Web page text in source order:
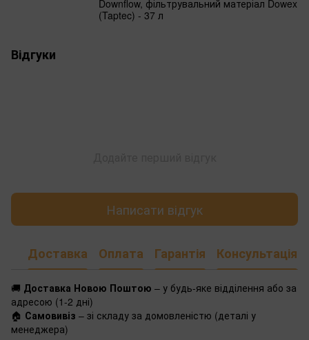
Downflow, фільтрувальний матеріал Dowex
(Taptec) - 37 л
Відгуки
Написати відгук
Доставка Оплата Гарантія Консультація
🚚 Доставка Новою Поштою – у будь-яке відділення або за
адресою (1-2 дні)
🏠 Самовивіз – зі складу за домовленістю (деталі у
менеджера)